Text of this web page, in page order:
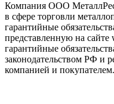
Компания ООО
в сфере торговли
гарантийные
представленную на
гарантийные
законодательством РФ и
компанией и покупателем.